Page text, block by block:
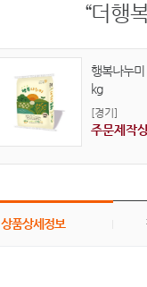
“더행
행복나누미
kg
[경기]
주문제작
상품상세정보